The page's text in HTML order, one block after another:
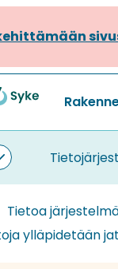
Tietoa
ylläpidetään